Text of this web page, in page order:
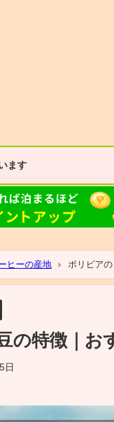
ます
ヒーの産地 ボリビア
の特徴｜お
日